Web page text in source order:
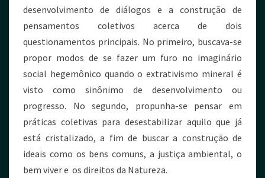
desenvolvimento de diálogos e a construção de
pensamentos coletivos acerca de dois
questionamentos principais. No primeiro, buscava-se
propor modos de se fazer um furo no imaginário
social hegemônico quando o extrativismo mineral é
visto como sinônimo de desenvolvimento ou
progresso. No segundo, propunha-se pensar em
práticas coletivas para desestabilizar aquilo que já
está cristalizado, a fim de buscar a construção de
ideais como os bens comuns, a justiça ambiental, o
bem viver e os direitos da Natureza.